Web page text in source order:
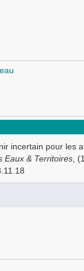
incertain pour les
Eaux & Territoires,